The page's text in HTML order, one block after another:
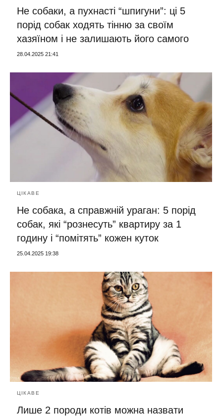
Не собаки, а пухнасті “шпигуни”: ці 5
порід собак ходять тінню за своїм
хазяїном і не залишають його самого
28.04.2025 21:41
ЦІКАВЕ
Не собака, а справжній ураган: 5 порід
собак, які “рознесуть” квартиру за 1
годину і “помітять” кожен куток
25.04.2025 19:38
ЦІКАВЕ
Лише 2 породи котів можна назвати